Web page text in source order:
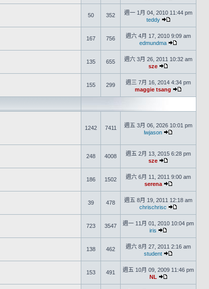
50 352
週一 1月 04, 2010 11:44 pm
teddy
167 756
週六 4月 17, 2010 9:09 am
edmundma
135 655
週六 3月 26, 2011 10:32 am
sze
155 299
週三 7月 16, 2014 4:34 pm
maggie tsang
1242 7411
週五 3月 06, 2026 10:01 pm
lwjason
248 4008
週五 2月 13, 2015 6:28 pm
sze
186 1502
週六 6月 11, 2011 9:00 am
serena
39 478
週五 8月 19, 2011 12:18 am
chrischrisc
723 3547
週一 11月 01, 2010 10:04 pm
iris
138 462
週六 8月 27, 2011 2:16 am
student
153 491
週五 10月 09, 2009 11:46 pm
NL